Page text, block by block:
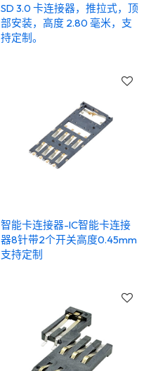
SD 3.0 卡连接器，推拉式，顶
部安装，高度 2.80 毫米，支
持定制。
智能卡连接器-IC智能卡连接
器8针带2个开关高度0.45mm
支持定制